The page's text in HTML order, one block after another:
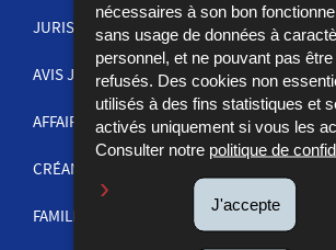
nécessaires à son bon
sans usage de données à
personnel, et ne pouvant pas être
refusés. Des cookies non
utilisés à des fins statistiques et
activés uniquement si vous les
Consulter notre politique de
J'accepte
MENU
DE
NAVIGATION
JURISPRUDENCE
AVIS JUDICIAIRES
AFFAIRES PÉNALES
CRÉANCES
FAMILLE